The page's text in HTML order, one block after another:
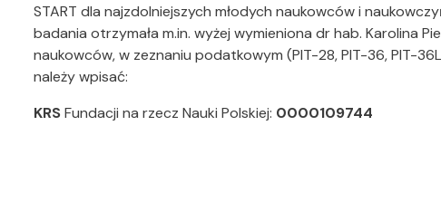
START dla najzdolniejszych młodych naukowców i
badania otrzymała m.in. wyżej wymieniona dr hab. Karolina
naukowców, w zeznaniu podatkowym (PIT-28, PIT-36, PIT-
należy wpisać:
KRSFundacji na rzecz Nauki Polskiej: 0000109744